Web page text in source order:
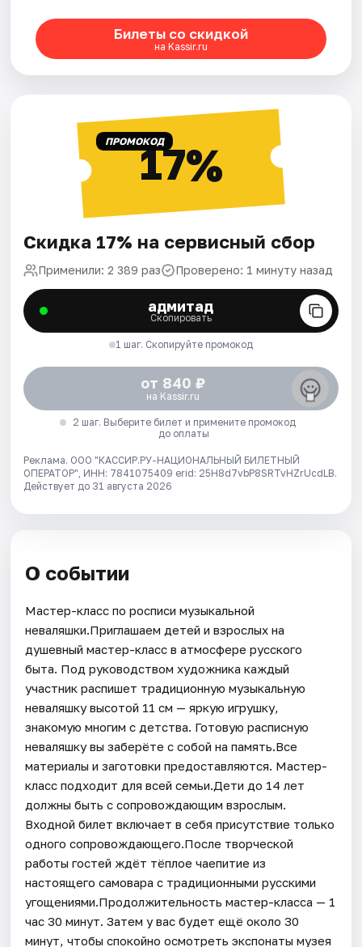
Билеты со скидкой
на Kassir.ru
ПРОМОКОД17%
Скидка 17% на сервисный сбор
Применили: 2 389 раз Проверено: 1 минуту назад
адмитад
Скопировать
1 шаг. Скопируйте промокод
от 840 ₽
на Kassir.ru
2 шаг. Выберите билет и примените промокод
до оплаты
Реклама. ООО "КАССИР.РУ-НАЦИОНАЛЬНЫЙ БИЛЕТНЫЙ
ОПЕРАТОР", ИНН: 7841075409 erid: 25H8d7vbP8SRTvHZrUcdLB.
Действует до 31 августа 2026
О событии
Мастер-класс по росписи музыкальной
неваляшки.Приглашаем детей и взрослых на
душевный мастер-класс в атмосфере русского
быта. Под руководством художника каждый
участник распишет традиционную музыкальную
неваляшку высотой 11 см — яркую игрушку,
знакомую многим с детства. Готовую расписную
неваляшку вы заберёте с собой на память.Все
материалы и заготовки предоставляются. Мастер-
класс подходит для всей семьи.Дети до 14 лет
должны быть с сопровождающим взрослым.
Входной билет включает в себя присутствие только
одного сопровождающего.После творческой
работы гостей ждёт тёплое чаепитие из
настоящего самовара с традиционными русскими
угощениями.Продолжительность мастер-класса — 1
час 30 минут. Затем у вас будет ещё около 30
минут, чтобы спокойно осмотреть экспонаты музея